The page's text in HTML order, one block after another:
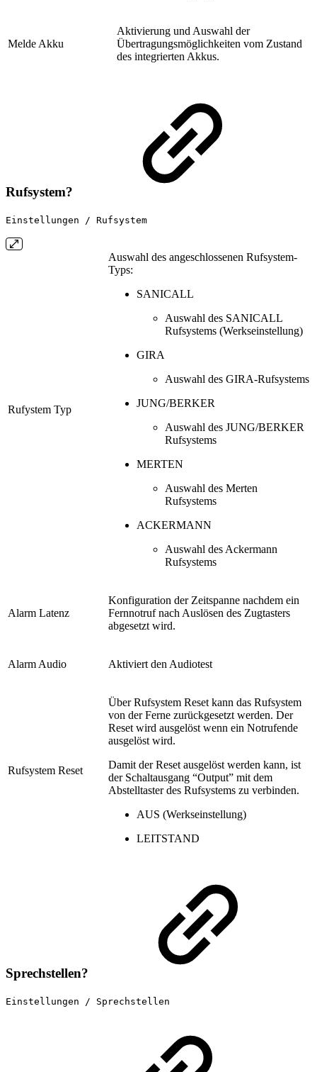
Melde Akku
Aktivierung und Auswahl der
Übertragungsmöglichkeiten vom Zustand
des integrierten Akkus.
Rufsystem?
Einstellungen / Rufsystem
Rufystem Typ
Auswahl des angeschlossenen Rufsystem-
Typs:
SANICALL
Auswahl des SANICALL
Rufsystems (Werkseinstellung)
GIRA
Auswahl des GIRA-Rufsystems
JUNG/BERKER
Auswahl des JUNG/BERKER
Rufsystems
MERTEN
Auswahl des Merten
Rufsystems
ACKERMANN
Auswahl des Ackermann
Rufsystems
Alarm Latenz
Konfiguration der Zeitspanne nachdem ein
Fernnotruf nach Auslösen des Zugtasters
abgesetzt wird.
Alarm Audio Aktiviert den Audiotest
Rufsystem Reset
Über Rufsystem Reset kann das Rufsystem
von der Ferne zurückgesetzt werden. Der
Reset wird ausgelöst wenn ein Notrufende
ausgelöst wird.
Damit der Reset ausgelöst werden kann, ist
der Schaltausgang “Output” mit dem
Abstelltaster des Rufsystems zu verbinden.
AUS (Werkseinstellung)
LEITSTAND
Sprechstellen?
Einstellungen / Sprechstellen